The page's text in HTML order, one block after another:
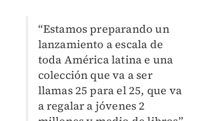
“Estamos preparando un
lanzamiento a escala de
toda América latina e una
colección que va a ser
llamas 25 para el 25, que va
a regalar a jóvenes 2